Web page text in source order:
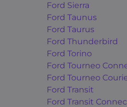
Ford Sierra
Ford Taunus
Ford Taurus
Ford Thunderbird
Ford Torino
Ford Tourneo
Ford Tourneo
Ford Transit
Ford Transit